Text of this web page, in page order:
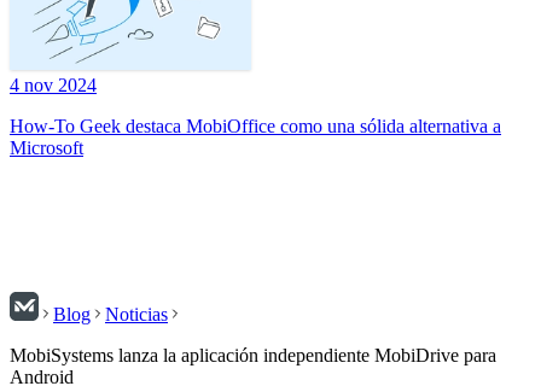
4 nov 2024
How-To Geek destaca MobiOffice como una sólida alternativa a
Microsoft
Blog
Noticias
MobiSystems lanza la aplicación independiente MobiDrive para
Android